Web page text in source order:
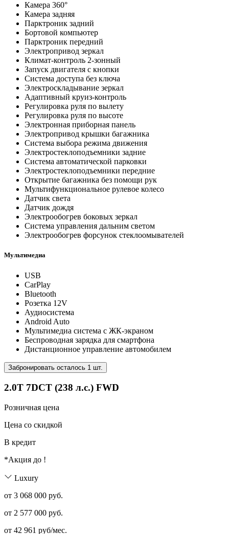
Камера 360°
Камера задняя
Парктроник задний
Бортовой компьютер
Парктроник передний
Электропривод зеркал
Климат-контроль 2-зонный
Запуск двигателя с кнопки
Система доступа без ключа
Электроскладывание зеркал
Адаптивный круиз-контроль
Регулировка руля по вылету
Регулировка руля по высоте
Электронная приборная панель
Электропривод крышки багажника
Система выбора режима движения
Электростеклоподъемники задние
Система автоматической парковки
Электростеклоподъемники передние
Открытие багажника без помощи рук
Мультифункциональное рулевое колесо
Датчик света
Датчик дождя
Электрообогрев боковых зеркал
Система управления дальним светом
Электрообогрев форсунок стеклоомывателей
Мультимедиа
USB
CarPlay
Bluetooth
Розетка 12V
Аудиосистема
Android Auto
Мультимедиа система с ЖК-экраном
Беспроводная зарядка для смартфона
Дистанционное управление автомобилем
Забронировать осталось 1 шт.
2.0T 7DCT (238 л.с.) FWD
Розничная цена
Цена со скидкой
В кредит
*Акция до !
Luxury
от 3 068 000 руб.
от 2 577 000 руб.
от 42 961 руб/мес.